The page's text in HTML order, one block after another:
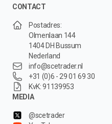
CONTACT
Postadres:
Olmenlaan 144
1404 DH Bussum
Nederland
info@scetrader.nl
+31 (0)6 - 29 01 69 30
KvK: 91139953
MEDIA
@scetrader